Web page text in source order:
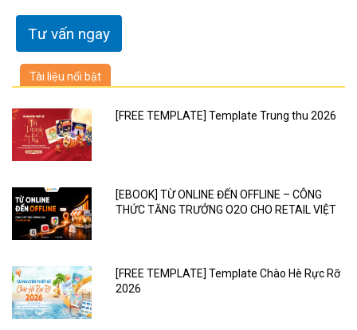
Tài liệu nổi bật
[FREE TEMPLATE] Template Trung thu 2026
[EBOOK] TỪ ONLINE ĐẾN OFFLINE – CÔNG
THỨC TĂNG TRƯỞNG O2O CHO RETAIL VIỆT
[FREE TEMPLATE] Template Chào Hè Rực Rỡ
2026